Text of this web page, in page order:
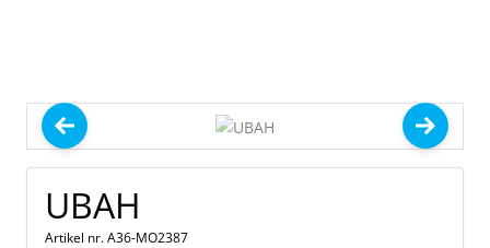
UBAH
Artikel nr. A36-MO2387